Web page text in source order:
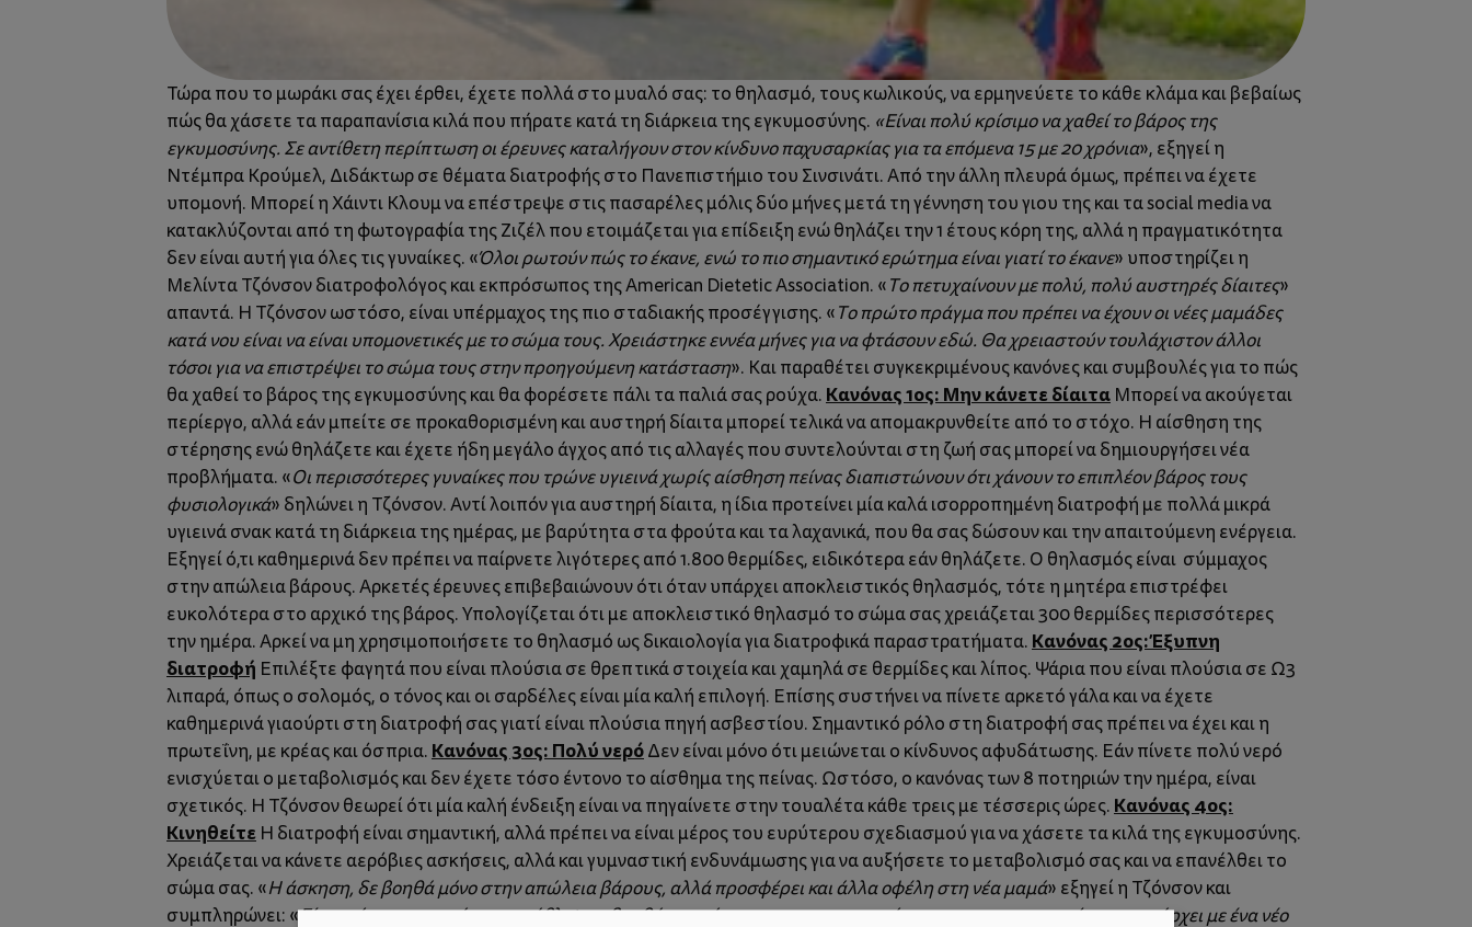
Τώρα που το μωράκι σας έχει έρθει, έχετε πολλά στο μυαλό σας: το θηλασμό, τους κωλικούς, να ερμηνεύετε το κάθε κλάμα και βεβαίως
πώς θα χάσετε τα παραπανίσια κιλά που πήρατε κατά τη διάρκεια της εγκυμοσύνης. «Είναι πολύ κρίσιμο να χαθεί το βάρος της
εγκυμοσύνης. Σε αντίθετη περίπτωση οι έρευνες καταλήγουν στον κίνδυνο παχυσαρκίας για τα επόμενα 15 με 20 χρόνια», εξηγεί η
Ντέμπρα Κρούμελ, Διδάκτωρ σε θέματα διατροφής στο Πανεπιστήμιο του Σινσινάτι. Από την άλλη πλευρά όμως, πρέπει να έχετε
υπομονή. Μπορεί η Χάιντι Κλουμ να επέστρεψε στις πασαρέλες μόλις δύο μήνες μετά τη γέννηση του γιου της και τα social media να
κατακλύζονται από τη φωτογραφία της Ζιζέλ που ετοιμάζεται για επίδειξη ενώ θηλάζει την 1 έτους κόρη της, αλλά η πραγματικότητα
δεν είναι αυτή για όλες τις γυναίκες. «Όλοι ρωτούν πώς το έκανε, ενώ το πιο σημαντικό ερώτημα είναι γιατί το έκανε» υποστηρίζει η
Μελίντα Τζόνσον διατροφολόγος και εκπρόσωπος της American Dietetic Association. «Το πετυχαίνουν με πολύ, πολύ αυστηρές δίαιτες»
απαντά. Η Τζόνσον ωστόσο, είναι υπέρμαχος της πιο σταδιακής προσέγγισης. «Το πρώτο πράγμα που πρέπει να έχουν οι νέες μαμάδες
κατά νου είναι να είναι υπομονετικές με το σώμα τους. Χρειάστηκε εννέα μήνες για να φτάσουν εδώ. Θα χρειαστούν τουλάχιστον άλλοι
τόσοι για να επιστρέψει το σώμα τους στην προηγούμενη κατάσταση». Και παραθέτει συγκεκριμένους κανόνες και συμβουλές για το πώς
θα χαθεί το βάρος της εγκυμοσύνης και θα φορέσετε πάλι τα παλιά σας ρούχα.Κανόνας 1ος: Μην κάνετε δίαιτα Μπορεί να ακούγεται
περίεργο, αλλά εάν μπείτε σε προκαθορισμένη και αυστηρή δίαιτα μπορεί τελικά να απομακρυνθείτε από το στόχο. Η αίσθηση της
στέρησης ενώ θηλάζετε και έχετε ήδη μεγάλο άγχος από τις αλλαγές που συντελούνται στη ζωή σας μπορεί να δημιουργήσει νέα
προβλήματα. «Οι περισσότερες γυναίκες που τρώνε υγιεινά χωρίς αίσθηση πείνας διαπιστώνουν ότι χάνουν το επιπλέον βάρος τους
φυσιολογικά» δηλώνει η Τζόνσον. Αντί λοιπόν για αυστηρή δίαιτα, η ίδια προτείνει μία καλά ισορροπημένη διατροφή με πολλά μικρά
υγιεινά σνακ κατά τη διάρκεια της ημέρας, με βαρύτητα στα φρούτα και τα λαχανικά, που θα σας δώσουν και την απαιτούμενη ενέργεια.
Εξηγεί ό,τι καθημερινά δεν πρέπει να παίρνετε λιγότερες από 1.800 θερμίδες, ειδικότερα εάν θηλάζετε. Ο θηλασμός είναι σύμμαχος
στην απώλεια βάρους. Αρκετές έρευνες επιβεβαιώνουν ότι όταν υπάρχει αποκλειστικός θηλασμός, τότε η μητέρα επιστρέφει
ευκολότερα στο αρχικό της βάρος. Υπολογίζεται ότι με αποκλειστικό θηλασμό το σώμα σας χρειάζεται 300 θερμίδες περισσότερες
την ημέρα. Αρκεί να μη χρησιμοποιήσετε το θηλασμό ως δικαιολογία για διατροφικά παραστρατήματα.Κανόνας 2ος: Έξυπνη
διατροφή Επιλέξτε φαγητά που είναι πλούσια σε θρεπτικά στοιχεία και χαμηλά σε θερμίδες και λίπος. Ψάρια που είναι πλούσια σε Ω3
λιπαρά, όπως ο σολομός, ο τόνος και οι σαρδέλες είναι μία καλή επιλογή. Επίσης συστήνει να πίνετε αρκετό γάλα και να έχετε
καθημερινά γιαούρτι στη διατροφή σας γιατί είναι πλούσια πηγή ασβεστίου. Σημαντικό ρόλο στη διατροφή σας πρέπει να έχει και η
πρωτεΐνη, με κρέας και όσπρια.Κανόνας 3ος: Πολύ νερόΔεν είναι μόνο ότι μειώνεται ο κίνδυνος αφυδάτωσης. Εάν πίνετε πολύ νερό
ενισχύεται ο μεταβολισμός και δεν έχετε τόσο έντονο το αίσθημα της πείνας. Ωστόσο, ο κανόνας των 8 ποτηριών την ημέρα, είναι
σχετικός. Η Τζόνσον θεωρεί ότι μία καλή ένδειξη είναι να πηγαίνετε στην τουαλέτα κάθε τρεις με τέσσερις ώρες.Κανόνας 4ος:
Κινηθείτε Η διατροφή είναι σημαντική, αλλά πρέπει να είναι μέρος του ευρύτερου σχεδιασμού για να χάσετε τα κιλά της εγκυμοσύνης.
Χρειάζεται να κάνετε αερόβιες ασκήσεις, αλλά και γυμναστική ενδυνάμωσης για να αυξήσετε το μεταβολισμό σας και να επανέλθει το
σώμα σας. «Η άσκηση, δε βοηθά μόνο στην απώλεια βάρους, αλλά προσφέρει και άλλα οφέλη στη νέα μαμά» εξηγεί η Τζόνσον και
συμπληρώνει: «Είναι σύμμαχος κατά της κατάθλιψης, βοηθά στον ύπνο και στην αντιμετώπιση του στρες που σίγουρα υπάρχει με ένα νέο